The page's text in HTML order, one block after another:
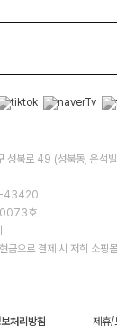
북로 49 (성북동, 운석
43420
0073호
금으로 결제 시 저희 소핑
처리방침 제휴/